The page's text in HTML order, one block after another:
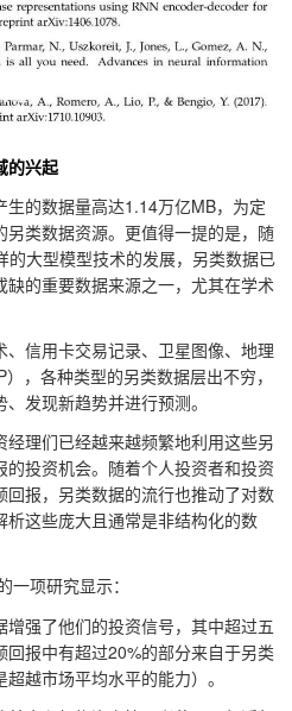
的兴起
的数据量高达1.14万亿MB，为定
类数据资源。更值得一提的是，随
大型模型技术的发展，另类数据已
的重要数据来源之一，尤其在学术
信用卡交易记录、卫星图像、地理
，各种类型的另类数据层出不穷，
发现新趋势并进行预测。
理们已经越来越频繁地利用这些另
投资机会。随着个人投资者和投资
报，另类数据的流行也推动了对数
这些庞大且通常是非结构化的数
项研究显示：
强了他们的投资信号，其中超过五
报中有超过20%的部分来自于另类
越市场平均水平的能力）。